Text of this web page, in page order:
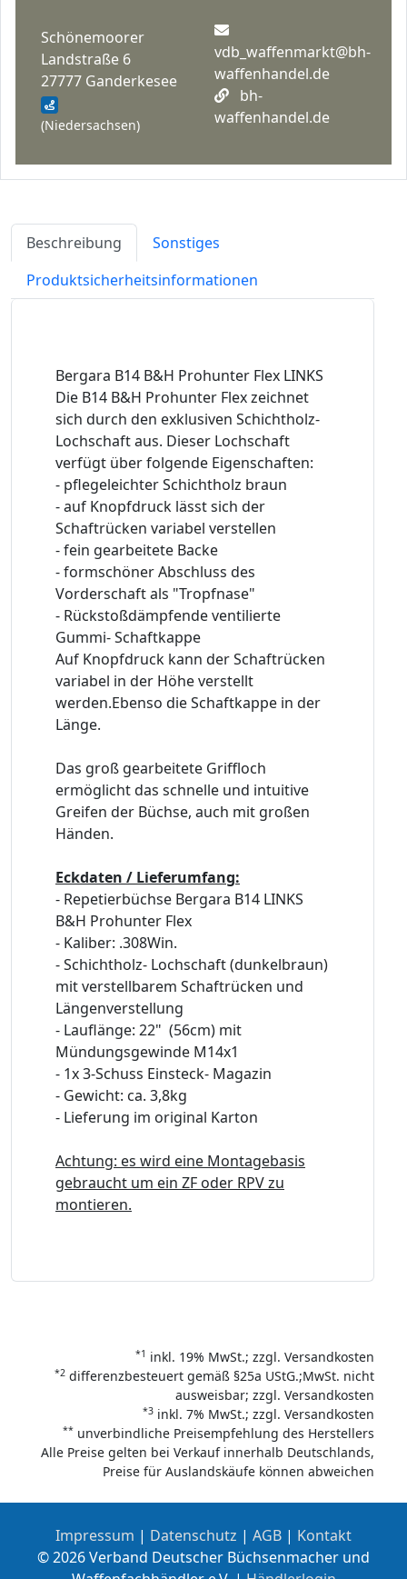
Schönemoorer
Landstraße 6
27777 Ganderkesee
(Niedersachsen)
vdb_waffenmarkt@bh-
waffenhandel.de
bh-
waffenhandel.de
Beschreibung
Sonstiges
Produktsicherheitsinformationen
Bergara B14 B&H Prohunter Flex LINKS
Die B14 B&H Prohunter Flex zeichnet
sich durch den exklusiven Schichtholz-
Lochschaft aus. Dieser Lochschaft
verfügt über folgende Eigenschaften:
- pflegeleichter Schichtholz braun
- auf Knopfdruck lässt sich der
Schaftrücken variabel verstellen
- fein gearbeitete Backe
- formschöner Abschluss des
Vorderschaft als "Tropfnase"
- Rückstoßdämpfende ventilierte
Gummi- Schaftkappe
Auf Knopfdruck kann der Schaftrücken
variabel in der Höhe verstellt
werden.Ebenso die Schaftkappe in der
Länge.
Das groß gearbeitete Griffloch
ermöglicht das schnelle und intuitive
Greifen der Büchse, auch mit großen
Händen.
Eckdaten / Lieferumfang:
- Repetierbüchse Bergara B14 LINKS
B&H Prohunter Flex
- Kaliber: .308Win.
- Schichtholz- Lochschaft (dunkelbraun)
mit verstellbarem Schaftrücken und
Längenverstellung
- Lauflänge: 22" (56cm) mit
Mündungsgewinde M14x1
- 1x 3-Schuss Einsteck- Magazin
- Gewicht: ca. 3,8kg
- Lieferung im original Karton
Achtung: es wird eine Montagebasis
gebraucht um ein ZF oder RPV zu
montieren.
*1 inkl. 19% MwSt.; zzgl. Versandkosten
*2 differenzbesteuert gemäß §25a UStG.;MwSt. nicht
ausweisbar; zzgl. Versandkosten
*3 inkl. 7% MwSt.; zzgl. Versandkosten
** unverbindliche Preisempfehlung des Herstellers
Alle Preise gelten bei Verkauf innerhalb Deutschlands,
Preise für Auslandskäufe können abweichen
Impressum | Datenschutz | AGB | Kontakt
© 2026 Verband Deutscher Büchsenmacher und